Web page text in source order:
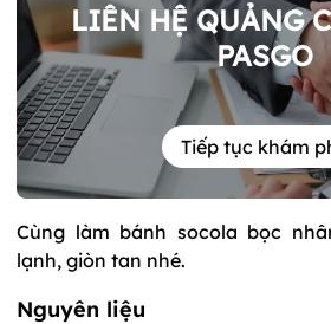
LIÊN HỆ QUẢNG
PASGO
Tiếp tục khám
Cùng làm bánh socola bọc
lạnh, giòn tan nhé.
Nguyên liệu